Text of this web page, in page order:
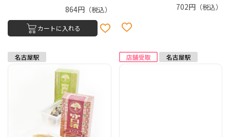
864円（税込）
カートに入れる
702円 （税込）